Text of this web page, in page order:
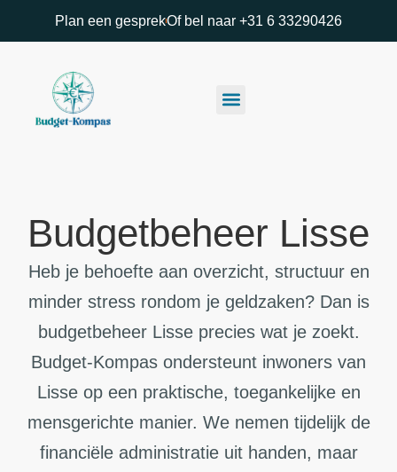
Plan een gesprekOf bel naar +31 6 33290426
Budgetbeheer Lisse
Heb je behoefte aan overzicht, structuur en
minder stress rondom je geldzaken? Dan is
budgetbeheer Lisse precies wat je zoekt.
Budget-Kompas ondersteunt inwoners van
Lisse op een praktische, toegankelijke en
mensgerichte manier. We nemen tijdelijk de
financiële administratie uit handen, maar